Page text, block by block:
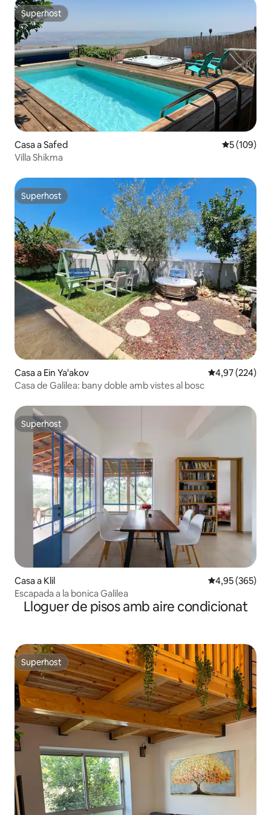
Superhost
Superhost
Casa a Safed 5 de
5 (109)
Villa Shikma
Superhost
Superhost
Casa a Ein Ya'akov 4,97 de
4,97 (224)
Casa de Galilea: bany doble amb vistes al bosc
Superhost
Superhost
Casa a Klil 4,95 de
4,95 (365)
Escapada a la bonica Galilea
Lloguer de pisos amb aire condicionat
Superhost
Superhost